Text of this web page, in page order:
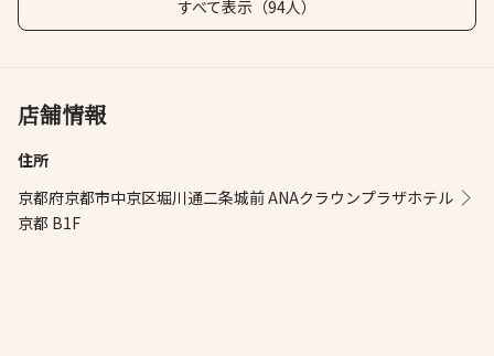
すべて表示（94人）
店舗情報
住所
京都府京都市中京区堀川通二条城前 ANAクラウンプラザホテル
京都 B1F